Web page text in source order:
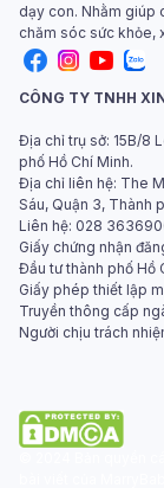
dạy con. Nhằm giúp
chăm sóc sức khỏe,
CÔNG TY TNHH
Địa chỉ trụ sở: 15B/8
phố Hồ Chí Minh.
Địa chỉ liên hệ: The
Sáu, Quận 3, Thành
Liên hệ: 028
Giấy chứng nhận
Đầu tư thành phố Hồ
Giấy phép thiết lập
Truyền thông cấp
Người chịu trách